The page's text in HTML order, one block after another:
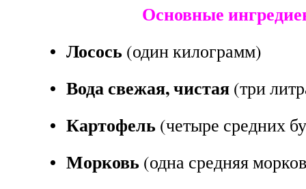
Основные
• Лосось (один килограмм)
• Вода свежая, чистая (три
• Картофель (четыре средних
• Морковь (одна средняя